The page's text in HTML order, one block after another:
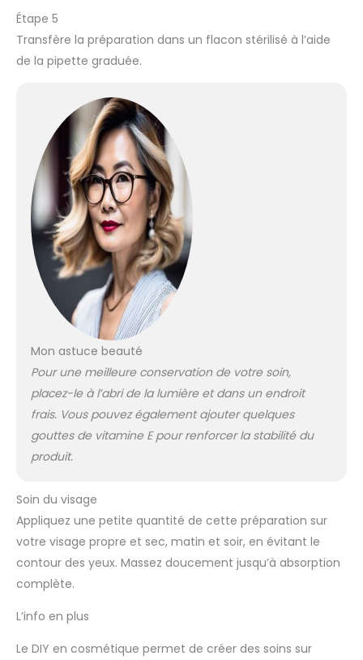
Étape 5
Transfère la préparation dans un flacon stérilisé à l’aide
de la pipette graduée.
Mon astuce beauté
Pour une meilleure conservation de votre soin,
placez-le à l’abri de la lumière et dans un endroit
frais. Vous pouvez également ajouter quelques
gouttes de vitamine E pour renforcer la stabilité du
produit.
Soin du visage
Appliquez une petite quantité de cette préparation sur
votre visage propre et sec, matin et soir, en évitant le
contour des yeux. Massez doucement jusqu’à absorption
complète.
L’info en plus
Le DIY en cosmétique permet de créer des soins sur